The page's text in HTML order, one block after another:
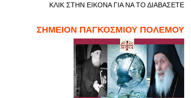
ΚΛΙΚ ΣΤΗΝ ΕΙΚΟΝΑ ΓΙΑ ΝΑ ΤΟ ΔΙΑΒΑΣΕΤΕ
ΣΗΜΕΙΟΝ ΠΑΓΚΟΣΜΙΟΥ ΠΟΛΕΜΟΥ